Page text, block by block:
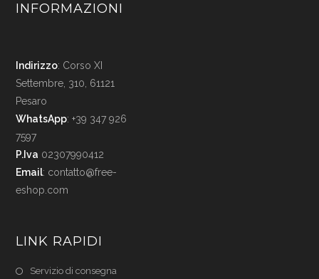
INFORMAZIONI
Indirizzo: Corso XI
Settembre, 310, 61121
Pesaro
WhatsApp: +39 347 926
7597
P.Iva 02307990412
Email: contatto@free-
eshop.com
LINK RAPIDI
Servizio di consegna